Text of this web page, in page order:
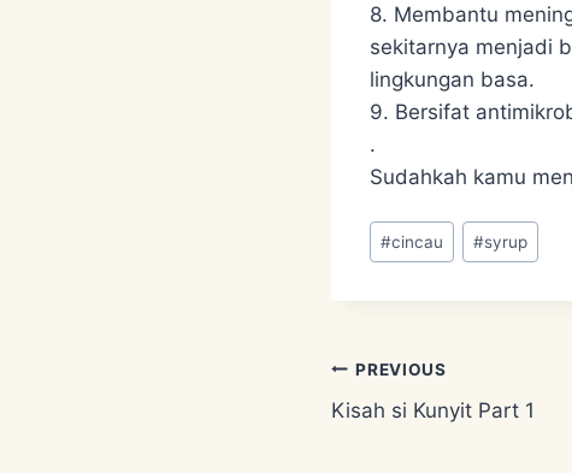
8. Membantu
sekitarnya menjadi
lingkungan basa.
9. Bersifat
.
Sudahkah kamu
Post
Tags:
#cincau #syrup
Post
navigation
PREVIOUS
Kisah si Kunyit Part 1